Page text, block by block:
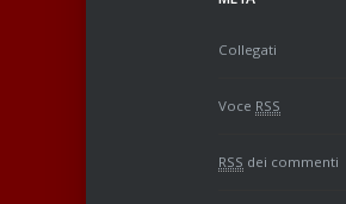
Collegati
Voce RSS
RSS dei commenti